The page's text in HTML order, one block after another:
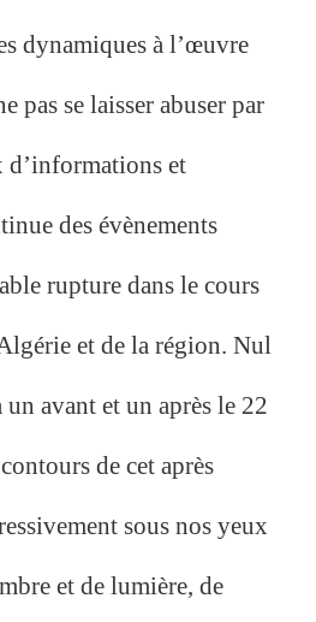
dynamiques à l’œuvre
pas se laisser abuser par
et
des évènements
rupture dans le cours
et de la région. Nul
avant et un après le 22
de cet après
sous nos yeux
et de lumière, de